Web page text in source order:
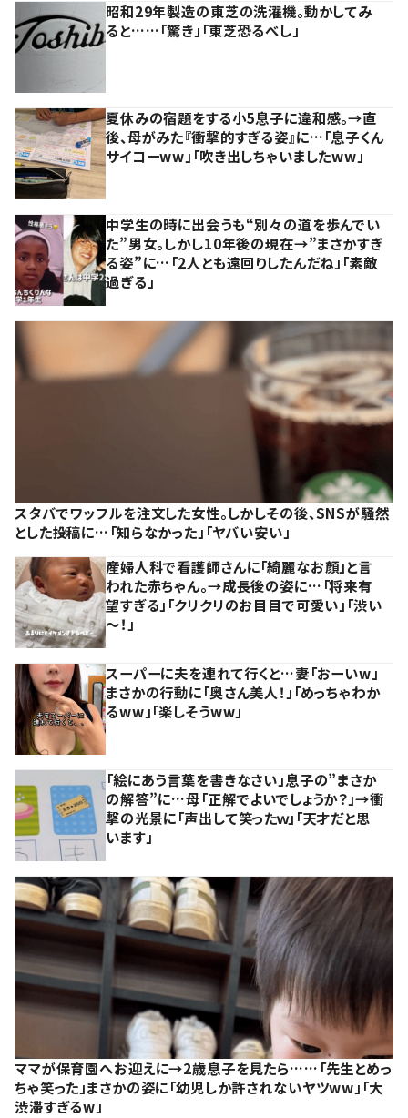
昭和29年製造の東芝の洗濯機。動かしてみ
ると……「驚き」「東芝恐るべし」
夏休みの宿題をする小5息子に違和感。→直
後、母がみた『衝撃的すぎる姿』に…「息子くん
サイコーww」「吹き出しちゃいましたww」
中学生の時に出会うも“別々の道を歩んでい
た”男女。しかし10年後の現在→”まさかすぎ
る姿”に…「2人とも遠回りしたんだね」「素敵
過ぎる」
スタバでワッフルを注文した女性。しかしその後、SNSが騒然
とした投稿に…「知らなかった」「ヤバい安い」
産婦人科で看護師さんに「綺麗なお顔」と言
われた赤ちゃん。→成長後の姿に…「将来有
望すぎる」「クリクリのお目目で可愛い」「渋い
～！」
スーパーに夫を連れて行くと…妻「おーいw」
まさかの行動に「奥さん美人！」「めっちゃわか
るww」「楽しそうww」
「絵にあう言葉を書きなさい」息子の”まさか
の解答”に…母「正解でよいでしょうか？」→衝
撃の光景に「声出して笑ったｗ」「天才だと思
います」
ママが保育園へお迎えに→2歳息子を見たら……「先生とめっ
ちゃ笑った」まさかの姿に「幼児しか許されないヤツww」「大
渋滞すぎるw」